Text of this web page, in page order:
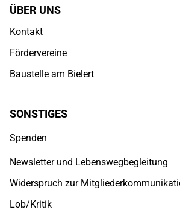
ÜBER UNS
Kontakt
Fördervereine
Baustelle am Bielert
SONSTIGES
Spenden
Newsletter und Lebenswegbegleitung
Widerspruch zur
Lob/Kritik